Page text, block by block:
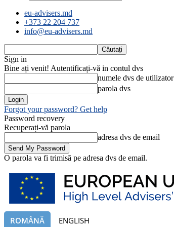
eu-advisers.md
+373 22 204 737
info@eu-advisers.md
Sign in
Bine ați venit! Autentificați-vă in contul dvs
numele dvs de utilizator
parola dvs
Forgot your password? Get help
Password recovery
Recuperați-vă parola
adresa dvs de email
O parola va fi trimisă pe adresa dvs de email.
ROMÂNĂ ENGLISH